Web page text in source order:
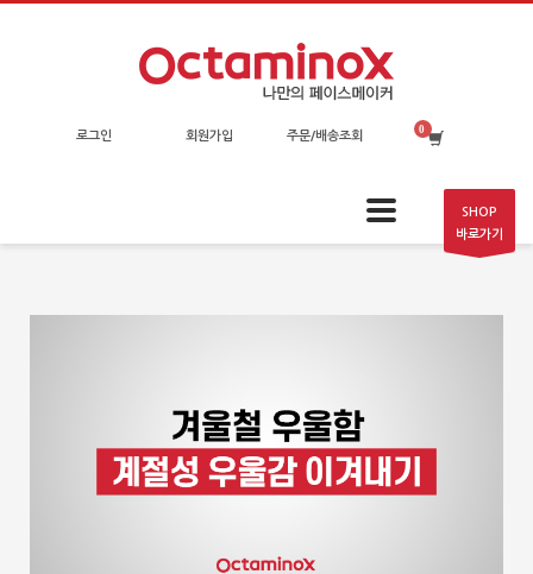
로그인 회원가입 주문/배송조회
SHOP
바로가기